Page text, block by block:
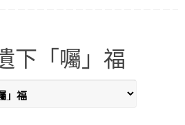
下「囑」福